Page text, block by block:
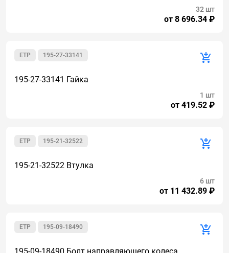
от 8 696.34 ₽
32 шт
195-27-33141
ETP
195-27-33141 Гайка
от 419.52 ₽
1 шт
195-21-32522
ETP
195-21-32522 Втулка
от 11 432.89 ₽
6 шт
195-09-18490
ETP